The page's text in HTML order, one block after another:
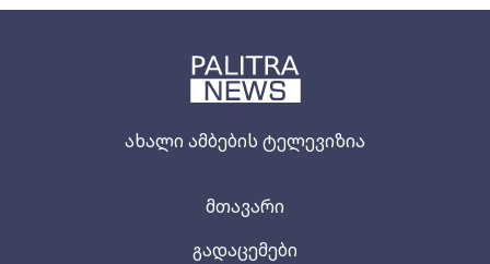
ახალი ამბების ტელევიზია
მთავარი
გადაცემები